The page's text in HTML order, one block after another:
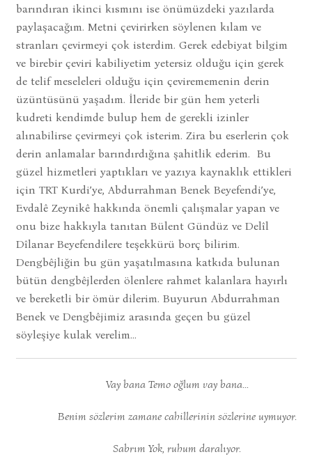
barındıran ikinci kısmını ise önümüzdeki yazılarda
paylaşacağım. Metni çevirirken söylenen kılam ve
stranları çevirmeyi çok isterdim. Gerek edebiyat bilgim
ve birebir çeviri kabiliyetim yetersiz olduğu için gerek
de telif meseleleri olduğu için çevirememenin derin
üzüntüsünü yaşadım. İleride bir gün hem yeterli
kudreti kendimde bulup hem de gerekli izinler
alınabilirse çevirmeyi çok isterim. Zira bu eserlerin çok
derin anlamalar barındırdığına şahitlik ederim. Bu
güzel hizmetleri yaptıkları ve yazıya kaynaklık ettikleri
için TRT Kurdi’ye, Abdurrahman Benek Beyefendi’ye,
Evdalê Zeynikê hakkında önemli çalışmalar yapan ve
onu bize hakkıyla tanıtan Bülent Gündüz ve Delîl
Dîlanar Beyefendilere teşekkürü borç bilirim.
Dengbêjliğin bu gün yaşatılmasına katkıda bulunan
bütün dengbêjlerden ölenlere rahmet kalanlara hayırlı
ve bereketli bir ömür dilerim. Buyurun Abdurrahman
Benek ve Dengbêjimiz arasında geçen bu güzel
söyleşiye kulak verelim...
Vay bana Temo oğlum vay bana…
Benim sözlerim zamane cahillerinin sözlerine uymuyor.
Sabrım Yok, ruhum daralıyor.